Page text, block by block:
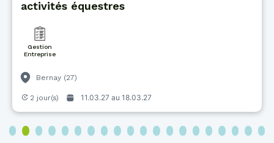
activités équestres
Gestion
Entreprise
Bernay (27)
2 jour(s) 11.03.27 au 18.03.27
3 4 5 6 7 8 9 10 11 12 13 14 15 16 17 18 19 20